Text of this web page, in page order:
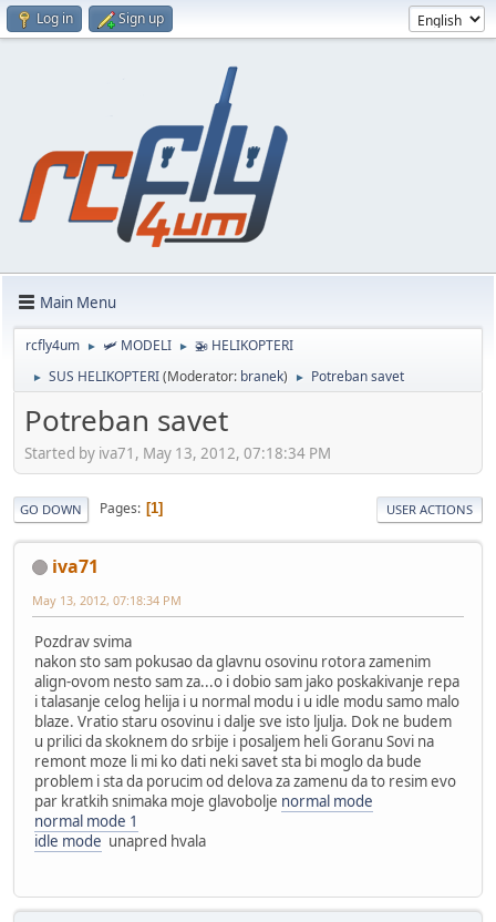
Log in Sign up
Main Menu
rcfly4um ► 🛩️ MODELI ► 🚁 HELIKOPTERI
► SUS HELIKOPTERI(Moderator: branek) ► Potreban savet
Potreban savet
Started by iva71, May 13, 2012, 07:18:34 PM
GO DOWN Pages 1 USER ACTIONS
iva71
May 13, 2012, 07:18:34 PM
Pozdrav svima
nakon sto sam pokusao da glavnu osovinu rotora zamenim
align-ovom nesto sam za...o i dobio sam jako poskakivanje repa
i talasanje celog helija i u normal modu i u idle modu samo malo
blaze. Vratio staru osovinu i dalje sve isto ljulja. Dok ne budem
u prilici da skoknem do srbije i posaljem heli Goranu Sovi na
remont moze li mi ko dati neki savet sta bi moglo da bude
problem i sta da porucim od delova za zamenu da to resim evo
par kratkih snimaka moje glavobolje normal mode
normal mode 1
idle mode unapred hvala